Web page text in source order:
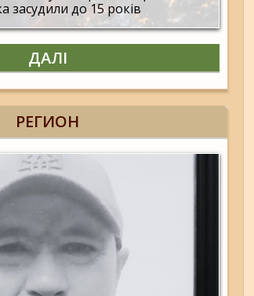
засудили до 15 років
ДАЛІ
РЕГИОН